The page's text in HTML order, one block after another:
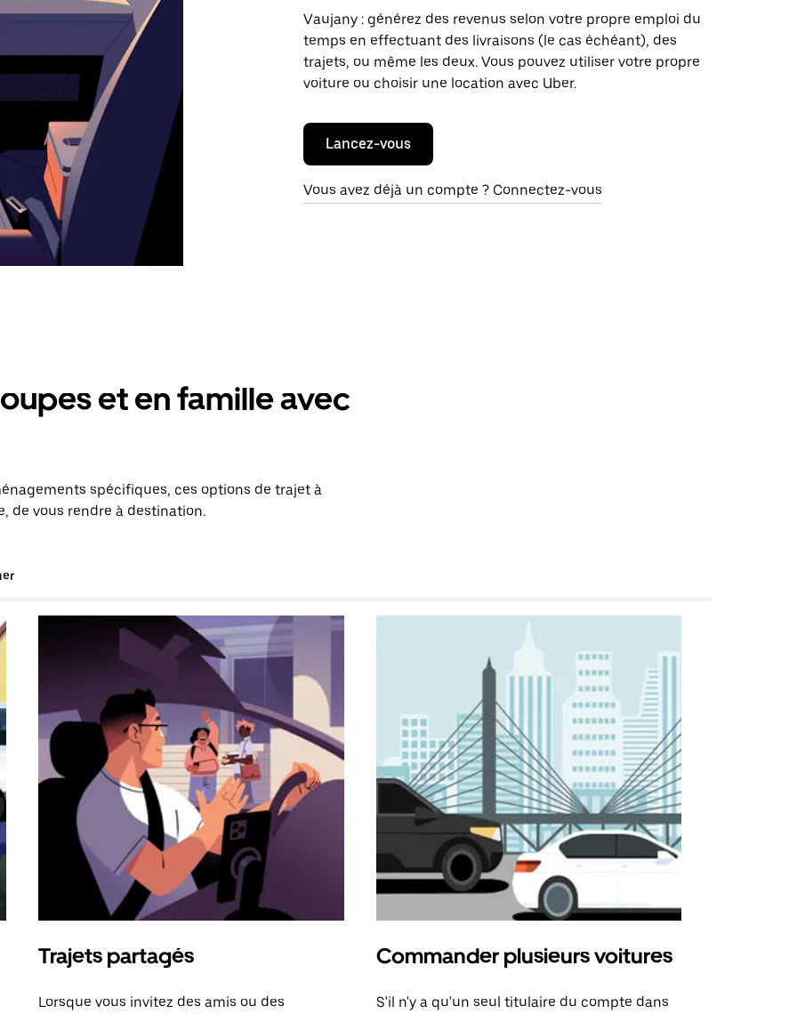
Vaujany : générez des revenus selon votre propre emploi du
temps en effectuant des livraisons (le cas échéant), des
trajets, ou même les deux. Vous pouvez utiliser votre propre
voiture ou choisir une location avec Uber.
Lancez-vous
Vous avez déjà un compte ? Connectez-vous
et en famille avec
spécifiques, ces options de trajet à
de vous rendre à destination.
Trajets partagés
Lorsque vous invitez des amis ou des
Commander plusieurs voitures
S'il n'y a qu'un seul titulaire du compte dans